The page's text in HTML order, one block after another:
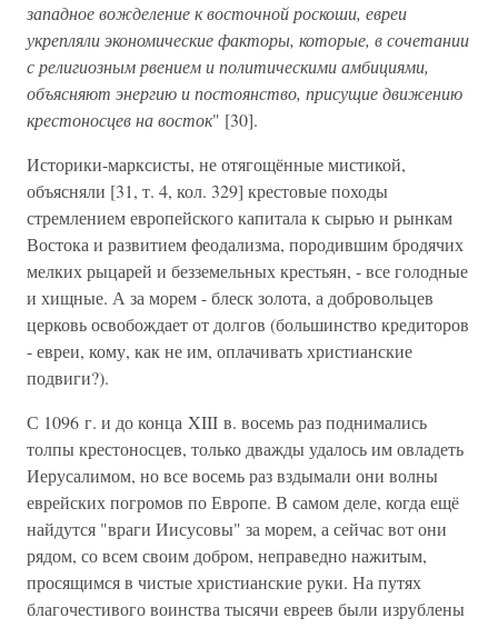
западное вожделение к восточной роскоши, евреи
укрепляли экономические факторы, которые, в сочетании
с религиозным рвением и политическими амбициями,
объясняют энергию и постоянство, присущие движению
крестоносцев на восток" [30].
Историки-марксисты, не отягощённые мистикой,
объясняли [31, т. 4, кол. 329] крестовые походы
стремлением европейского капитала к сырью и рынкам
Востока и развитием феодализма, породившим бродячих
мелких рыцарей и безземельных крестьян, - все голодные
и хищные. А за морем - блеск золота, а добровольцев
церковь освобождает от долгов (большинство кредиторов
- евреи, кому, как не им, оплачивать христианские
подвиги?).
С 1096 г. и до конца XIII в. восемь раз поднимались
толпы крестоносцев, только дважды удалось им овладеть
Иерусалимом, но все восемь раз вздымали они волны
еврейских погромов по Европе. В самом деле, когда ещё
найдутся "враги Иисусовы" за морем, а сейчас вот они
рядом, со всем своим добром, неправедно нажитым,
просящимся в чистые христианские руки. На путях
благочестивого воинства тысячи евреев были изрублены